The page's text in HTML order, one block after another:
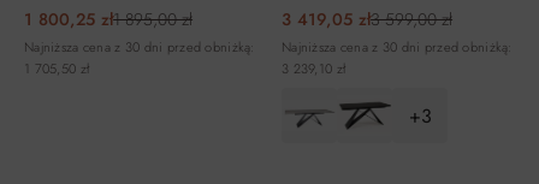
1 800,25 zł1 895,00 zł
Najniższa cena z 30 dni przed obniżką:
1 705,50 zł
3 419,05 zł3 599,00 zł
Najniższa cena z 30 dni przed obniżką:
3 239,10 zł
+3